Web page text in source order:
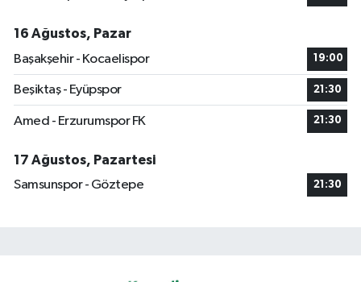
16 Ağustos, Pazar
Başakşehir - Kocaelispor
19:00
Beşiktaş - Eyüpspor 21:30
Amed - Erzurumspor FK 21:30
17 Ağustos, Pazartesi
Samsunspor - Göztepe
21:30